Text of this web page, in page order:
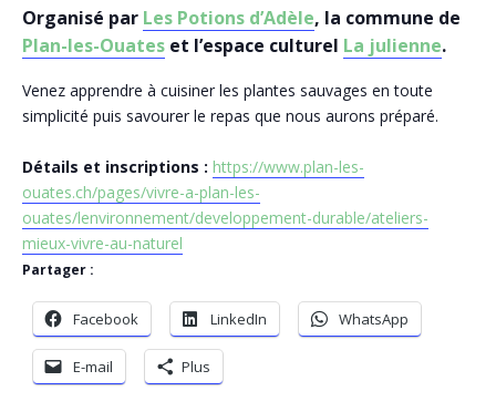
Organisé par Les Potions d’Adèle, la commune de
Plan-les-Ouates et l’espace culturel La julienne.
Venez apprendre à cuisiner les plantes sauvages en toute
simplicité puis savourer le repas que nous aurons préparé.
Détails et inscriptions : https://www.plan-les-
ouates.ch/pages/vivre-a-plan-les-
ouates/lenvironnement/developpement-durable/ateliers-
mieux-vivre-au-naturel
Partager :
Facebook LinkedIn WhatsApp
E-mail Plus